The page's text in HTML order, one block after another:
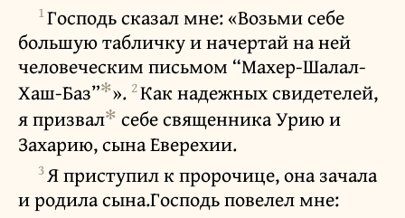
1Господь сказал мне: «Возьми себе
большую табличку и начертай на ней
человеческим письмом “Махер-Шалал-
Хаш-Баз”✻». 2Как надежных свидетелей,
я призвал✻ себе священника Урию и
Захарию, сына Еверехии.
3Я приступил к пророчице, она зачала
и родила сына.Господь повелел мне: